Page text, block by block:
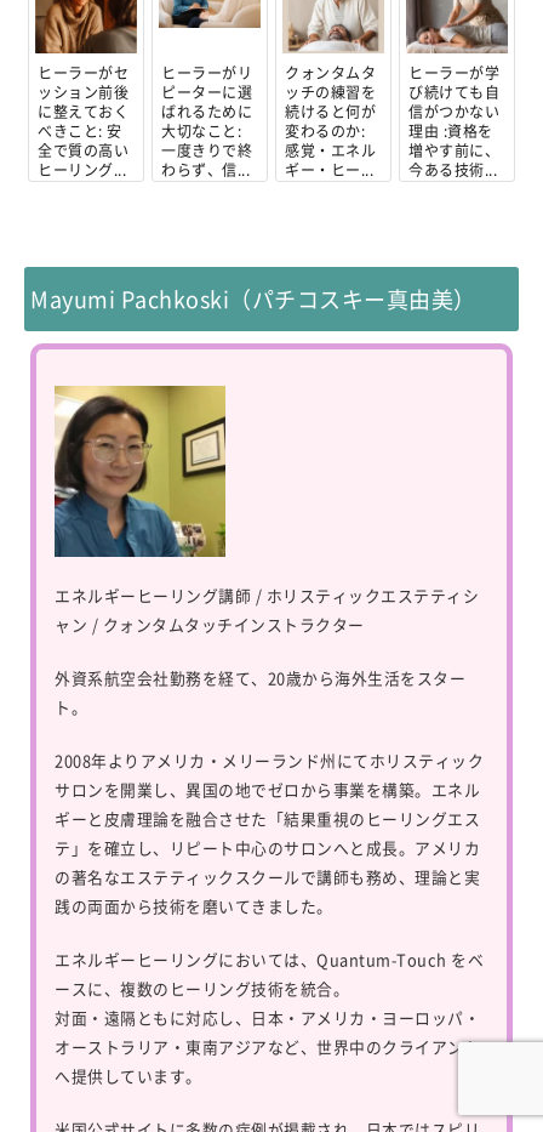
ヒーラーがセ
ッション前後
に整えておく
べきこと: 安
全で質の高い
ヒーリング...
ヒーラーがリ
ピーターに選
ばれるために
大切なこと:
一度きりで終
わらず、信...
クォンタムタ
ッチの練習を
続けると何が
変わるのか:
感覚・エネル
ギー・ヒー...
ヒーラーが学
び続けても自
信がつかない
理由 :資格を
増やす前に、
今ある技術...
Mayumi Pachkoski（パチコスキー真由美）
エネルギーヒーリング講師 / ホリスティックエステティシ
ャン / クォンタムタッチインストラクター
外資系航空会社勤務を経て、20歳から海外生活をスター
ト。
2008年よりアメリカ・メリーランド州にてホリスティック
サロンを開業し、異国の地でゼロから事業を構築。エネル
ギーと皮膚理論を融合させた「結果重視のヒーリングエス
テ」を確立し、リピート中心のサロンへと成長。アメリカ
の著名なエステティックスクールで講師も務め、理論と実
践の両面から技術を磨いてきました。
エネルギーヒーリングにおいては、 Quantum-Touch をベ
ースに、複数のヒーリング技術を統合。
対面・遠隔ともに対応し、日本・アメリカ・ヨーロッパ・
オーストラリア・東南アジアなど、世界中のクライアント
へ提供しています。